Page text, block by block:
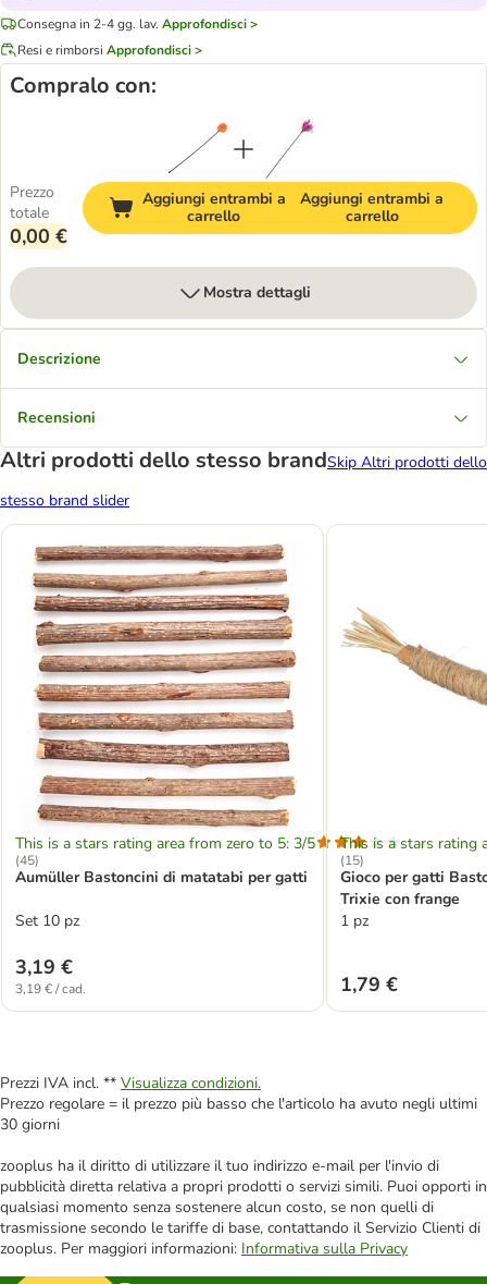
Consegna in 2-4 gg. lav. Approfondisci >
Resi e rimborsi Approfondisci >
Compralo con:
Prezzo
totale
0,00 €
Aggiungi entrambi a
carrello
Aggiungi entrambi a
carrello
Mostra dettagli
Descrizione
Recensioni
Altri prodotti dello stesso brandSkip Altri prodotti dello
stesso brand slider
This is a stars rating area from zero to 5: 3/5
(45)
Aumüller Bastoncini di matatabi per gatti
Set 10 pz
3,19 €
3,19 € / cad.
This is a stars rating
(15)
Gioco per gatti
Trixie con frange
1 pz
1,79 €
Prezzi IVA incl. ** Visualizza condizioni.
Prezzo regolare = il prezzo più basso che l'articolo ha avuto negli ultimi
30 giorni
zooplus ha il diritto di utilizzare il tuo indirizzo e-mail per l'invio di
pubblicità diretta relativa a propri prodotti o servizi simili. Puoi opporti in
qualsiasi momento senza sostenere alcun costo, se non quelli di
trasmissione secondo le tariffe di base, contattando il Servizio Clienti di
zooplus. Per maggiori informazioni: Informativa sulla Privacy